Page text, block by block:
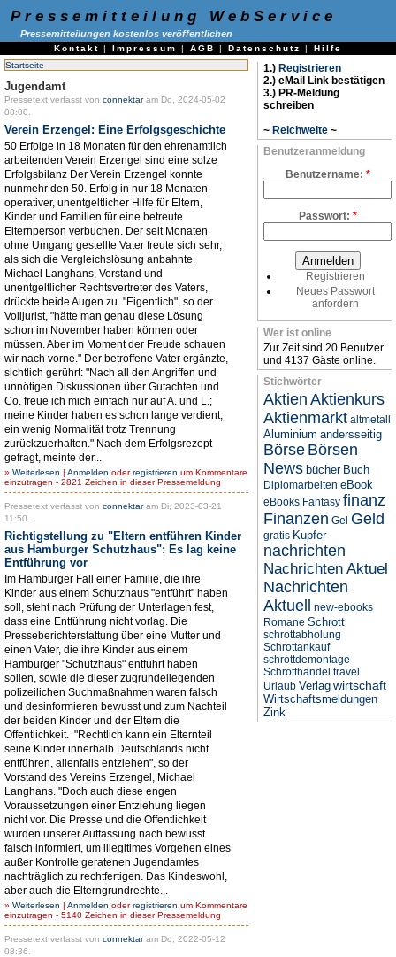
Pressemitteilung WebService
Pressemitteilungen kostenlos veröffentlichen
Kontakt | Impressum | AGB | Datenschutz | Hilfe
Startseite
Jugendamt
Pressetext verfasst von connektaram Do, 2024-05-02
08:00.
Verein Erzengel: Eine Erfolgsgeschichte
50 Erfolge in 18 Monaten für den ehrenamtlich
arbeitenden Verein Erzengel sind eine solze
Erfolgsbilanz Der Verein Erzengel konnte
nunmehr den 50. Erfolg in nur 18 Monaten
operativer, unentgeltlicher Hilfe für Eltern,
Kinder und Familien für eine betreute
Elternperson verbuchen. Der seit Monaten
ohne Umgang gestellte Vater freute sich sehr,
als sich die Vergleichslösung anbahnte.
Michael Langhans, Vorstand und
unentgeltlicher Rechtsvertreter des Vaters,
drückte beide Augen zu. "Eigentlich", so der
Volljurist, "hätte man genau diese Lösung
schon im November haben können oder
müssen. Aber im Moment der Freude schauen
wir nach vorne." Der betroffene Vater ergänzte,
sichtlich gerührt: "Nach all den Angriffen und
unnötigen Diskussionen über Gutachten und
Co. freue ich mich einfach nur auf A. und L.;
meine Kinder haben es schon lange verdient,
ein wenig Normalität trotz Trennung
zurückzuerhalten." Nach dem Erfolgsrezept
gefragt, meinte der...
» Weiterlesen | Anmelden oderregistrieren um Kommentare
einzutragen - 2821 Zeichen in dieser Pressemeldung
Pressetext verfasst von connektaram Di, 2023-03-21
11:50.
Richtigstellung zu "Eltern entführen Kinder
aus Hamburger Schutzhaus": Es lag keine
Entführung vor
Im Hamburger Fall einer Familie, die ihre
Kinder aus einem Schutzhaus "entführt" haben
soll, steht nach Prüfung der Unterlagen fest,
dass eine Entführung nicht vorlag. Die
Presseberichterstattung über eine Mutter und
einen Vater, die ihre Kinder aus einem
Hamburger "Schutzhaus" entführt haben
sollen, sowie die dieser zugrundeliegenden
polizeilichen Suchmaßnahmen waren falsch
und desinformieren bewusst und zum Nachteil
der beiden Kinder und der Eltern die
Öffentlichkeit. "Rechtlich kann ein Elternteil
seine Kinder innerhalb Deutschlands nicht
entführen, allenfalls entziehen", so der
Vorstand des Vereins Erzengel, Michael
Langhans. "Doch auch diese engen
Voraussetzungen einer Entziehung liegen
nicht vor. Die Presse und die Öffentlichkeit
wurden unserer Auffassung nach bewusst
falsch informiert, um illegitimes Vorgehen eines
außer Kontrolle geratenen Jugendamtes
nachträglich zu rechtfertigen. Das Kindeswohl,
aber auch die Elterngrundrechte...
» Weiterlesen | Anmelden oderregistrieren um Kommentare
einzutragen - 5140 Zeichen in dieser Pressemeldung
Pressetext verfasst von connektaram Do, 2022-05-12
08:36.
1.) Registrieren
2.) eMail Link bestätigen
3.) PR-Meldung
schreiben
~ Reichweite ~
Benutzeranmeldung
Benutzername: *
Passwort: *
Registrieren
Neues Passwort
anfordern
Wer ist online
Zur Zeit sind 20 Benutzer
und 4137 Gäste online.
Stichwörter
Aktien Aktienkurs
Aktienmarkt altmetall
Aluminium andersseitig
Börse Börsen
News bücher Buch
Diplomarbeiten eBook
eBooks Fantasy finanz
Finanzen Gel Geld
gratis Kupfer
nachrichten
Nachrichten Aktuel
Nachrichten
Aktuell
new-ebooks
Romane Schrott
schrottabholung
Schrottankauf
schrottdemontage
Schrotthandel travel
Urlaub Verlag wirtschaft
Wirtschaftsmeldungen
Zink